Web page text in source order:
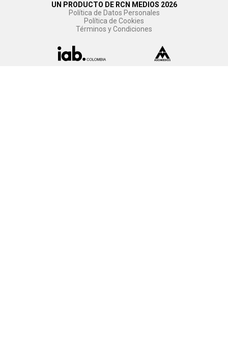
UN PRODUCTO DE RCN MEDIOS 2026
Política de Datos Personales
Política de Cookies
Términos y Condiciones